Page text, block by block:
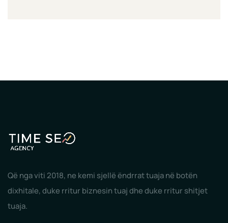
Që nga viti 2018, ne kemi sjellë ëndrrat tuaja në botën
dixhitale, duke rritur biznesin tuaj dhe duke rritur shitjet
tuaja.